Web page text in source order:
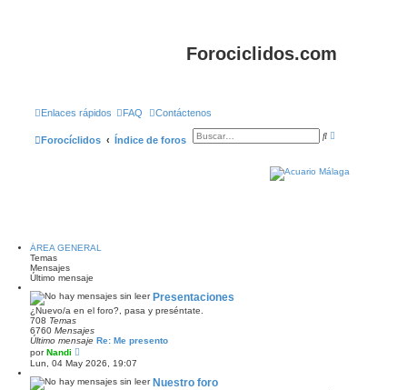
Forociclidos.com
Enlaces rápidos FAQ Contáctenos
Forocíclidos Índice de foros
B
a u
ÁREA GENERAL
Temas
Mensajes
Último mensaje
Presentaciones
¿Nuevo/a en el foro?, pasa y preséntate.
708 Temas
6760 Mensajes
Último mensaje Re: Me presento
porNandi
r
ú
Lun, 04 May 2026, 19:07
Nuestro foro